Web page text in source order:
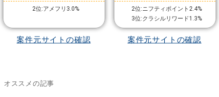
2位:アメフリ3.0%
案件元サイトの確認
2位:ニフティポイント2.4%
3位:クラシルリワード1.3%
案件元サイトの確認
オススメの記事